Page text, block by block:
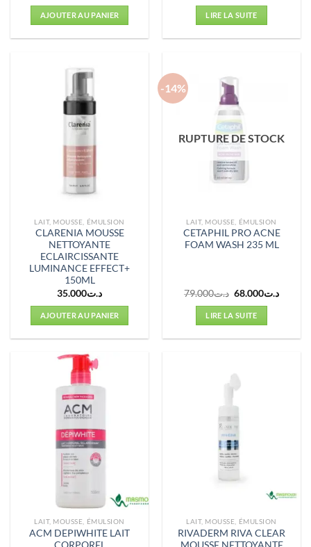
initial
était :
د.ت40.000.
AJOUTER AU PANIER LIRE LA SUITE
LAIT, MOUSSE, ÉMULSION
CLARENIA MOUSSE
NETTOYANTE
ECLAIRCISSANTE
LUMINANCE EFFECT+
150ML
د.ت35.000
AJOUTER AU PANIER
-14%
RUPTURE DE STOCK
LAIT, MOUSSE, ÉMULSION
CETAPHIL PRO ACNE
FOAM WASH 235 ML
د.ت79.000
Le
initial
était :
د.ت68.000
Le
LIRE LA SUITE
LAIT, MOUSSE, ÉMULSION
ACM DEPIWHITE LAIT
CORPOREL
LAIT, MOUSSE, ÉMULSION
RIVADERM RIVA CLEAR
MOUSSE NETTOYANTE